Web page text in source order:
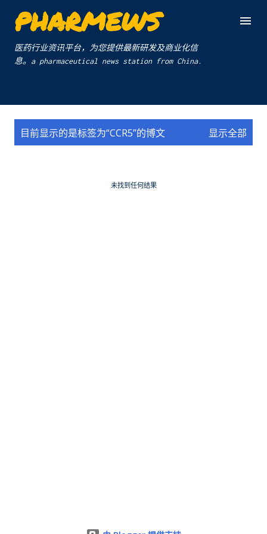
跳至主要内容
PHARMEWS
医药行业资讯平台，为您提供最新研发及商业化信
息。a pharmaceutical news station from China.
目前显示的是标签为“CCR5”的博文 显示全部
未找到任何结果